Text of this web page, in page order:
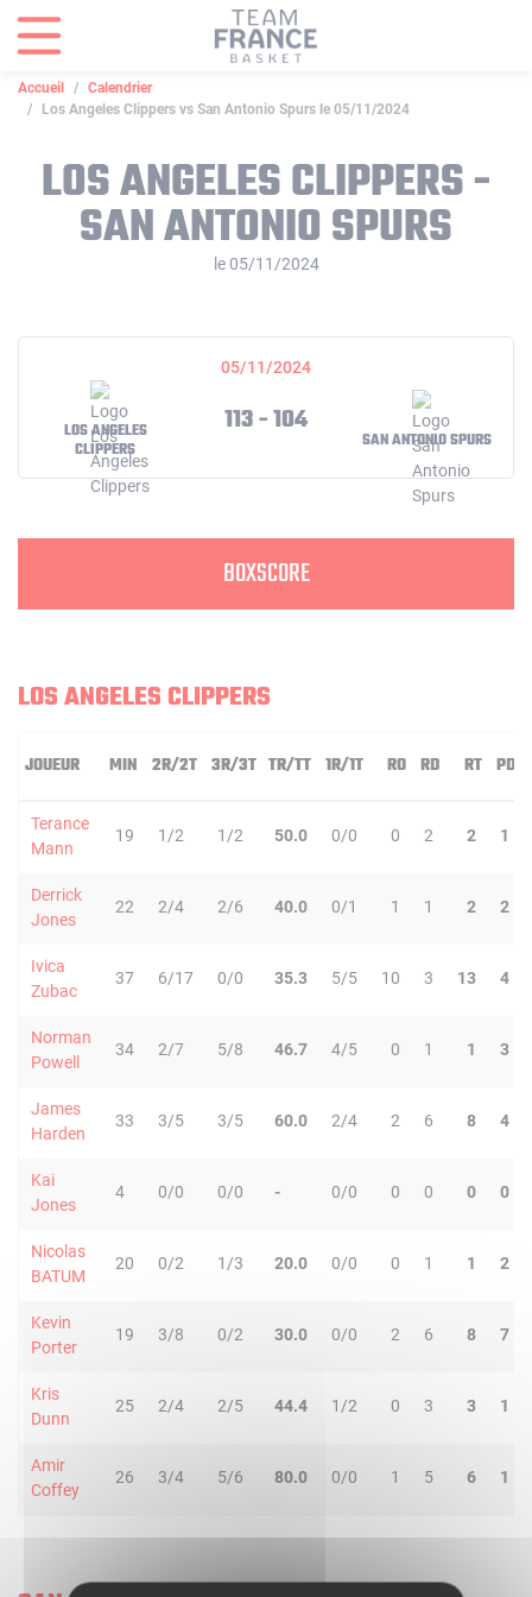
Accueil
Calendrier
Los Angeles Clippers vs San Antonio Spurs le 05/11/2024
LOS ANGELES CLIPPERS -
SAN ANTONIO SPURS
le 05/11/2024
05/11/2024
LOS ANGELES
CLIPPERS
113 - 104
SAN ANTONIO SPURS
BOXSCORE
LOS ANGELES CLIPPERS
JOUEUR MIN 2R/2T 3R/3T TR/TT 1R/1T RO RD RT PD
Terance
Mann
19 1/2 1/2 50.0 0/0 0 2 2 1
Derrick
Jones
22 2/4 2/6 40.0 0/1 1 1 2 2
Ivica
Zubac
37 6/17 0/0 35.3 5/5 10 3 13 4
Norman
Powell
34 2/7 5/8 46.7 4/5 0 1 1 3
James
Harden
33 3/5 3/5 60.0 2/4 2 6 8 4
Kai
Jones
4 0/0 0/0 - 0/0 0 0 0 0
Nicolas
BATUM
20 0/2 1/3 20.0 0/0 0 1 1 2
Kevin
Porter
19 3/8 0/2 30.0 0/0 2 6 8 7
Kris
Dunn
25 2/4 2/5 44.4 1/2 0 3 3 1
Amir
Coffey
26 3/4 5/6 80.0 0/0 1 5 6 1
Panneau de gestion des cookies